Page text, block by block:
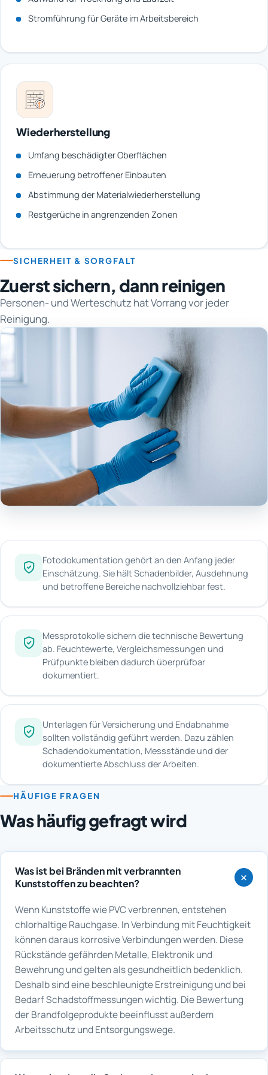
Stromführung für Geräte im Arbeitsbereich
Wiederherstellung
Umfang beschädigter Oberflächen
Erneuerung betroffener Einbauten
Abstimmung der Materialwiederherstellung
Restgerüche in angrenzenden Zonen
SICHERHEIT & SORGFALT
Zuerst sichern, dann reinigen
Personen- und Werteschutz hat Vorrang vor jeder
Reinigung.
Fotodokumentation gehört an den Anfang jeder
Einschätzung. Sie hält Schadenbilder, Ausdehnung
und betroffene Bereiche nachvollziehbar fest.
Messprotokolle sichern die technische Bewertung
ab. Feuchtewerte, Vergleichsmessungen und
Prüfpunkte bleiben dadurch überprüfbar
dokumentiert.
Unterlagen für Versicherung und Endabnahme
sollten vollständig geführt werden. Dazu zählen
Schadendokumentation, Messstände und der
dokumentierte Abschluss der Arbeiten.
HÄUFIGE FRAGEN
Was häufig gefragt wird
Was ist bei Bränden mit verbrannten
Kunststoffen zu beachten?
Wenn Kunststoffe wie PVC verbrennen, entstehen
chlorhaltige Rauchgase. In Verbindung mit Feuchtigkeit
können daraus korrosive Verbindungen werden. Diese
Rückstände gefährden Metalle, Elektronik und
Bewehrung und gelten als gesundheitlich bedenklich.
Deshalb sind eine beschleunigte Erstreinigung und bei
Bedarf Schadstoffmessungen wichtig. Die Bewertung
der Brandfolgeprodukte beeinflusst außerdem
Arbeitsschutz und Entsorgungswege.